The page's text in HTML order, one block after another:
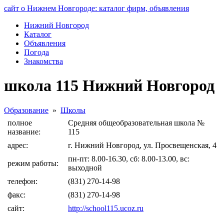
сайт о Нижнем Новгороде: каталог фирм, объявления
Нижний Новгород
Каталог
Объявления
Погода
Знакомства
школа 115 Нижний Новгород
Образование » Школы
полное
название:
Средняя общеобразовательная школа №
115
адрес:
г. Нижний Новгород, ул. Просвещенская, 4
режим работы:
пн-пт: 8.00-16.30, сб: 8.00-13.00, вс:
выходной
телефон:
(831) 270-14-98
факс:
(831) 270-14-98
сайт:
http://school115.ucoz.ru